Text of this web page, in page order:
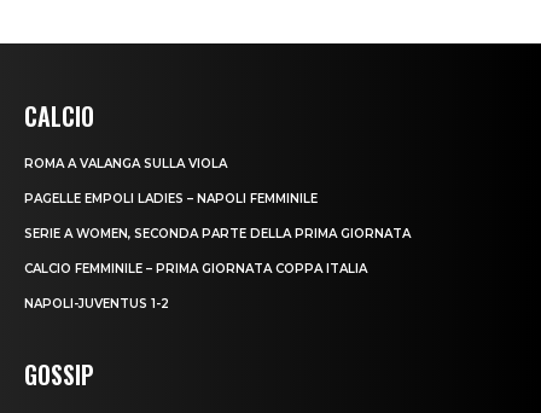
CALCIO
ROMA A VALANGA SULLA VIOLA
PAGELLE EMPOLI LADIES – NAPOLI FEMMINILE
SERIE A WOMEN, SECONDA PARTE DELLA PRIMA GIORNATA
CALCIO FEMMINILE – PRIMA GIORNATA COPPA ITALIA
NAPOLI-JUVENTUS 1-2
GOSSIP